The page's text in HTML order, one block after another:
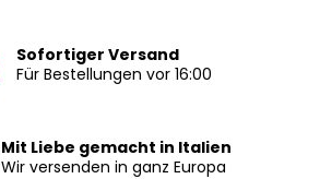
Sofortiger Versand
Für Bestellungen vor 16:00
Mit Liebe gemacht in Italien
Wir versenden in ganz Europa